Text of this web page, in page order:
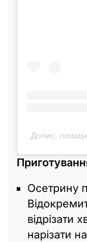
Допис,
Осетрину
відрізати
нарізати